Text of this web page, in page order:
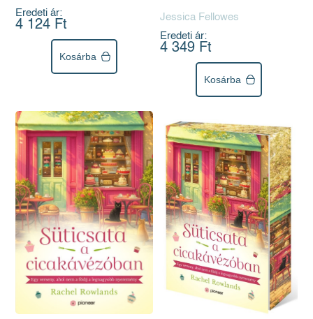
Eredeti ár:
4 124 Ft
Kosárba
Jessica Fellowes
Eredeti ár:
4 349 Ft
Kosárba